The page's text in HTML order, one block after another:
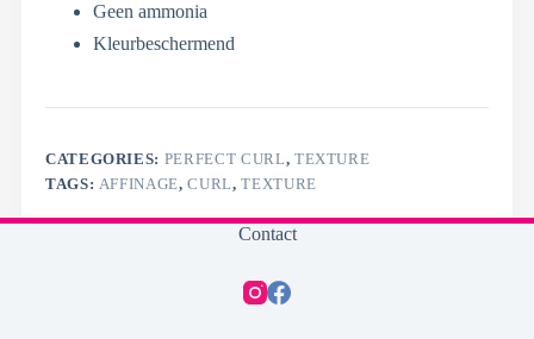
Geen ammonia
Kleurbeschermend
CATEGORIES: PERFECT CURL, TEXTURE
TAGS: AFFINAGE,CURL,TEXTURE
Contact